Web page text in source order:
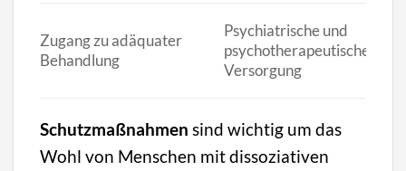
Zugang zu adäquater
Behandlung
Psychiatrische und
psychotherapeutische
Versorgung
Schutzmaßnahmen sind wichtig um das
Wohl von Menschen mit dissoziativen